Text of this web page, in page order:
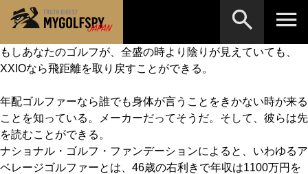
もしあなたのゴルフが、全盛の時より陰りが見えていても、
XXIOなら飛距離を取り戻すことができる。
年配ゴルファーなら誰でも身体が言うことをきかない時が来る
ことを知っている。メーカーだってそうだ。そして、彼らは先
を読むことができる。
ナショナル・ゴルフ・ファンデーションによると、いわゆるア
ベレージゴルファーとは、46歳の右利きで年収は1100万円を
MOST WANTED テストランキング
NEW RELEASES 新製品情報
HOW TO ゴルフ上達・実践テクニック
LAB テスト・データ検証
※メーカー名やクラブ名など、検索したい事柄を入
力してください。
検索